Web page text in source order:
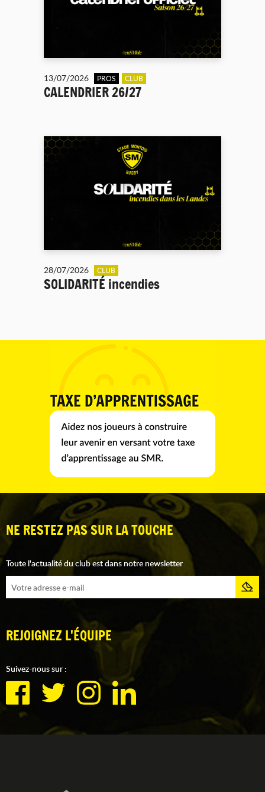
13/07/2026 PROS CLUB
CALENDRIER 26/27
28/07/2026 CLUB
SOLIDARITÉ incendies
NE RESTEZ PAS SUR LA TOUCHE
Toute l'actualité du club est dans notre newsletter
REJOIGNEZ L'ÉQUIPE
Suivez-nous sur :